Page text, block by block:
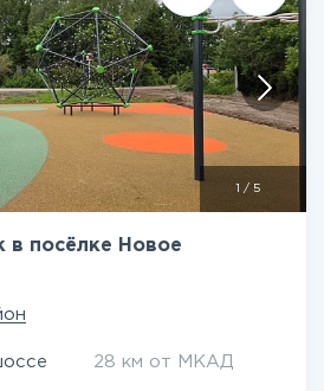
/ 5
в посёлке Новое
28 км от МКАД